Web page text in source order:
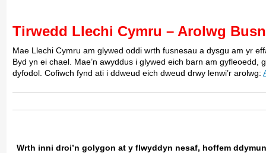
Tirwedd Llechi Cymru – Arolwg
Mae Llechi Cymru am glywed oddi wrth fusnesau a dysgu am yr
Byd yn ei chael. Mae’n awyddus i glywed eich barn am gyfleoedd,
dyfodol. Cofiwch fynd ati i ddweud eich dweud drwy lenwi’r arolwg:
Wrth inni droi’n golygon at y flwyddyn nesaf, hoffem